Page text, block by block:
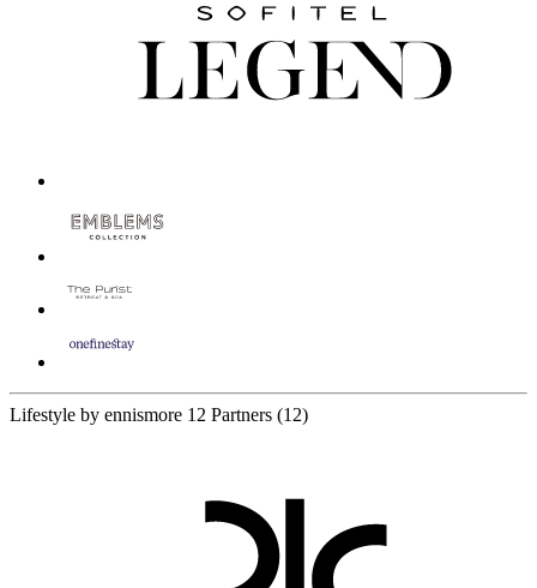
Lifestyle by ennismore 12 Partners (12)